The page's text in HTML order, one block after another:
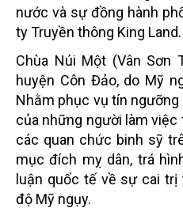
nước và sự đồng hành
ty Truyền thông King Land.
Chùa Núi Một (Vân
huyện Côn Đảo, do Mỹ
Nhằm phục vụ tín
của những người làm việc
các quan chức binh sỹ
mục đích mỵ dân, trá
luận quốc tế về sự cai trị
độ Mỹ ngụy.